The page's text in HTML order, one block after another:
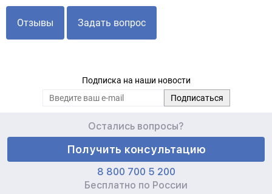
Отзывы Задать вопрос
Подписка на наши новости
Остались вопросы?
Получить консультацию
8 800 700 5 200
Бесплатно по России